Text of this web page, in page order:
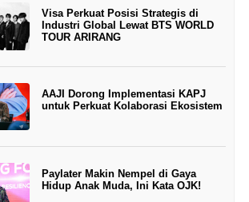
Visa Perkuat Posisi Strategis di
Industri Global Lewat BTS WORLD
TOUR ARIRANG
AAJI Dorong Implementasi KAPJ
untuk Perkuat Kolaborasi Ekosistem
Paylater Makin Nempel di Gaya
Hidup Anak Muda, Ini Kata OJK!